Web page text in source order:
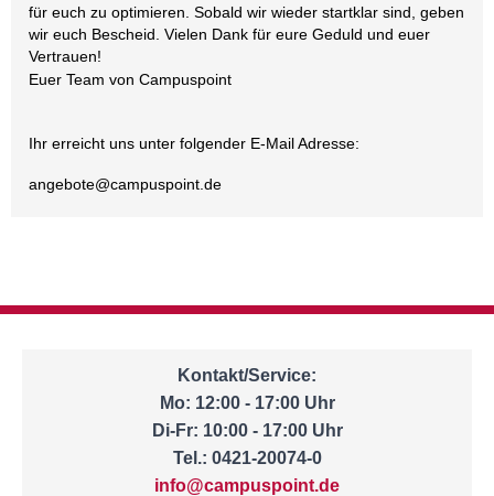
für euch zu optimieren. Sobald wir wieder startklar sind, geben
wir euch Bescheid. Vielen Dank für eure Geduld und euer
Vertrauen!
Euer Team von Campuspoint
Ihr erreicht uns unter folgender E-Mail Adresse:
angebote@campuspoint.de
Kontakt/Service:
Mo: 12:00 - 17:00 Uhr
Di-Fr: 10:00 - 17:00 Uhr
Tel.: 0421-20074-0
info@campuspoint.de